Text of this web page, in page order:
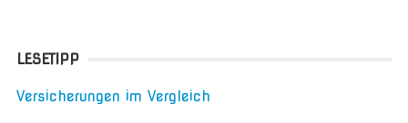
LESETIPP
Versicherungen im Vergleich